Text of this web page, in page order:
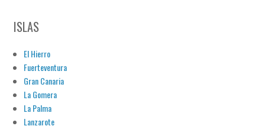
ISLAS
El Hierro
Fuerteventura
Gran Canaria
La Gomera
La Palma
Lanzarote